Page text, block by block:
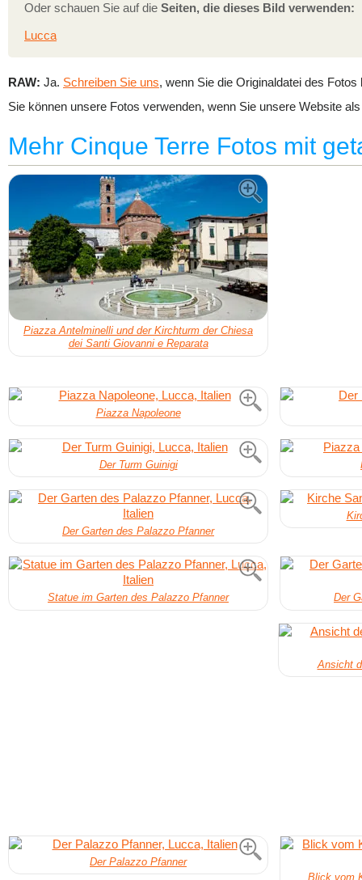
Oder schauen Sie auf die Seiten, die dieses Bild verwenden:
Lucca
RAW: Ja. Schreiben Sie uns, wenn Sie die Originaldatei des Fotos
Sie können unsere Fotos verwenden, wenn Sie unsere Website
Mehr Cinque Terre Fotos mit
Piazza Antelminelli und der Kirchturm der Chiesa
dei Santi Giovanni e Reparata
Piazza Napoleone
Der Turm Guinigi
Der Garten des Palazzo Pfanner
Statue im Garten des Palazzo Pfanner Der
Ansicht
Der Palazzo Pfanner
Blick vom